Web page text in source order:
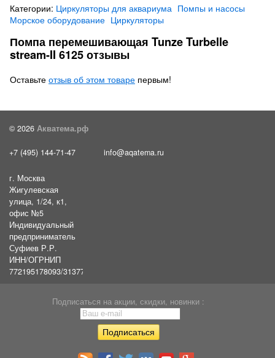
Категории: Циркуляторы для аквариума Помпы и насосы
Морское оборудование Циркуляторы
Помпа перемешивающая Tunze Turbelle
stream-II 6125 отзывы
Оставьте отзыв об этом товаре первым!
© 2026 Акватема.рф
+7 (495) 144-71-47 info@aqatema.ru
г. Москва
Жигулевская
улица, 1/24, к1,
офис №5
Индивидуальный
предприниматель
Суфиев Р.Р.
ИНН/ОГРНИП
772195178093/31377461610054
Подписаться на акции, скидки, новинки :